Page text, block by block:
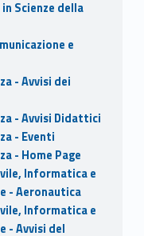
Scienze della
e
- Avvisi dei
- Avvisi Didattici
- Eventi
- Home Page
Informatica e
- Aeronautica
Informatica e
- Avvisi del